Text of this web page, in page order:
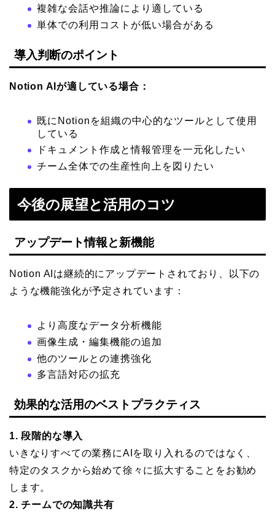
複雑な会話や推論により適している
単体での利用コストが低い場合がある
導入判断のポイント
Notion AIが適している場合：
既にNotionを組織の中心的なツールとして使用
している
ドキュメント作成と情報管理を一元化したい
チーム全体での生産性向上を図りたい
今後の展望と活用のコツ
アップデート情報と新機能
Notion AIは継続的にアップデートされており、以下の
ような機能強化が予定されています：
より高度なデータ分析機能
画像生成・編集機能の追加
他のツールとの連携強化
多言語対応の拡充
効果的な活用のベストプラクティス
1. 段階的な導入
いきなりすべての業務にAIを取り入れるのではなく、
特定のタスクから始めて徐々に拡大することをお勧め
します。
2. チームでの知識共有